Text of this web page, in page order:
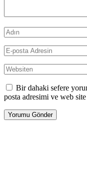
Bir dahaki sefere
posta adresimi ve web